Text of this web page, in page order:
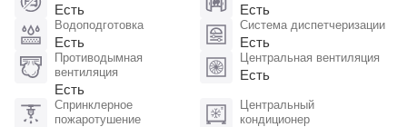
Есть Есть
Водоподготовка
Есть
Система диспетчеризации
Есть
Противодымная
вентиляция
Есть
Центральная вентиляция
Есть
Спринклерное
пожаротушение
Центральный
кондиционер